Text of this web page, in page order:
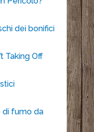
dei bonifici
Taking Off
di fumo da